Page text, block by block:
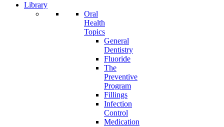
Library
Oral
Health
Topics
General
Dentistry
Fluoride
The
Preventive
Program
Fillings
Infection
Control
Medication